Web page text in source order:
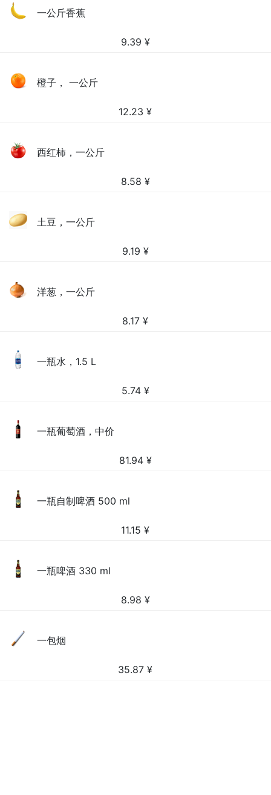
一公斤香蕉
9.39 ¥
橙子， 一公斤
12.23 ¥
西红柿，一公斤
8.58 ¥
土豆，一公斤
9.19 ¥
洋葱，一公斤
8.17 ¥
一瓶水，1.5 L
5.74 ¥
一瓶葡萄酒，中价
81.94 ¥
一瓶自制啤酒 500 ml
11.15 ¥
一瓶啤酒 330 ml
8.98 ¥
一包烟
35.87 ¥